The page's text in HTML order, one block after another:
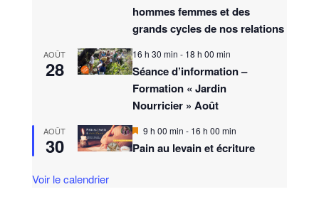
hommes femmes et des
grands cycles de nos relations
AOÛT
28
16 h 30 min - 18 h 00 min
Séance d’information –
Formation « Jardin
Nourricier » Août
AOÛT
30
M
s
9 h 00 min - 16 h 00 min
Pain au levain et écriture
Voir le calendrier